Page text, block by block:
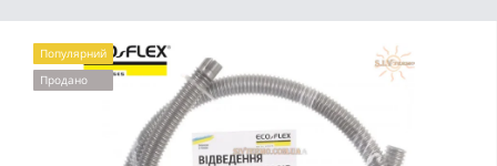
Популярний
Продано